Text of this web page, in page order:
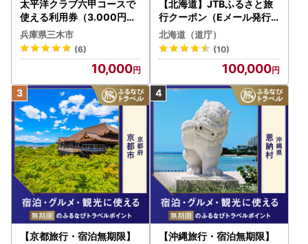
太平洋クラブ六甲コースで
使える利用券（3.000円分
）
兵庫県三木市
(6)
10,000
【北海道】JTBふるさと旅
行クーポン（Eメール発行
）30,000円分 旅行 トラベ
ル 宿泊 人気 おすすめ JTB
W030T
北海道（道庁）
(10)
100,000
【京都旅行・宿泊無期限】
【沖縄旅行・宿泊無期限】